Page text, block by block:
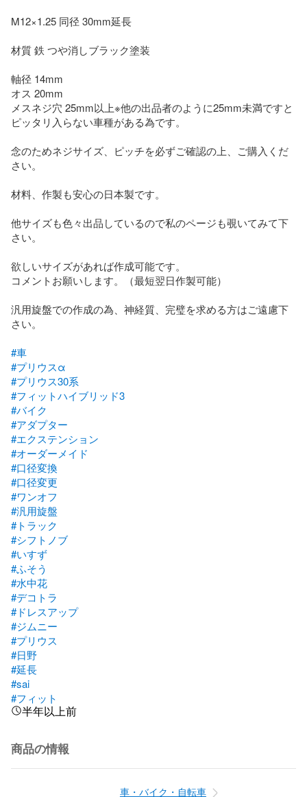
M12×1.25 同径 30mm延長
材質 鉄 つや消しブラック塗装
軸径 14mm
オス 20mm
メスネジ穴 25mm以上※他の出品者のように25mm未満ですと
ピッタリ入らない車種がある為です。
念のためネジサイズ、ピッチを必ずご確認の上、ご購入くだ
さい。
材料、作製も安心の日本製です。
他サイズも色々出品しているので私のページも覗いてみて下
さい。
欲しいサイズがあれば作成可能です。
コメントお願いします。（最短翌日作製可能）
汎用旋盤での作成の為、神経質、完璧を求める方はご遠慮下
さい。
#車
#プリウスα
#プリウス30系
#フィットハイブリッド3
#バイク
#アダプター
#エクステンション
#オーダーメイド
#口径変換
#口径変更
#ワンオフ
#汎用旋盤
#トラック
#シフトノブ
#いすず
#ふそう
#水中花
#デコトラ
#ドレスアップ
#ジムニー
#プリウス
#日野
#延長
#sai
#フィット
半年以上前
商品の情報
車・バイク・自転車